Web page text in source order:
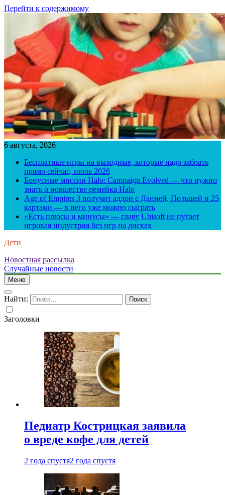
Перейти к содержимому
6 августа, 2026
Бесплатные игры на выходные, которые надо забрать
прямо сейчас, июль 2026
Бонусные миссии Halo: Campaign Evolved — что нужно
знать о новшестве ремейка Halo
Age of Empires 3 получит аддон с Данией, Польшей и 25
картами — в него уже можно сыграть
«Есть плюсы и минусы» — главу Ubisoft не пугает
игровая индустрия без игр на дисках
Дети
Новостная рассылка
Случайные новости
Меню
Найти:
Заголовки
Педиатр Кострицкая заявила
о вреде кофе для детей
2 года спустя2 года спустя